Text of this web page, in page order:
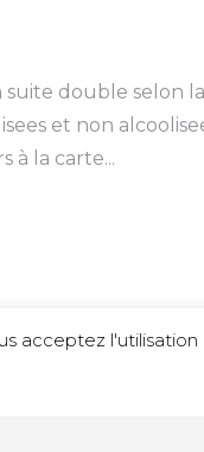
suite double
et non
à la carte...
acceptez